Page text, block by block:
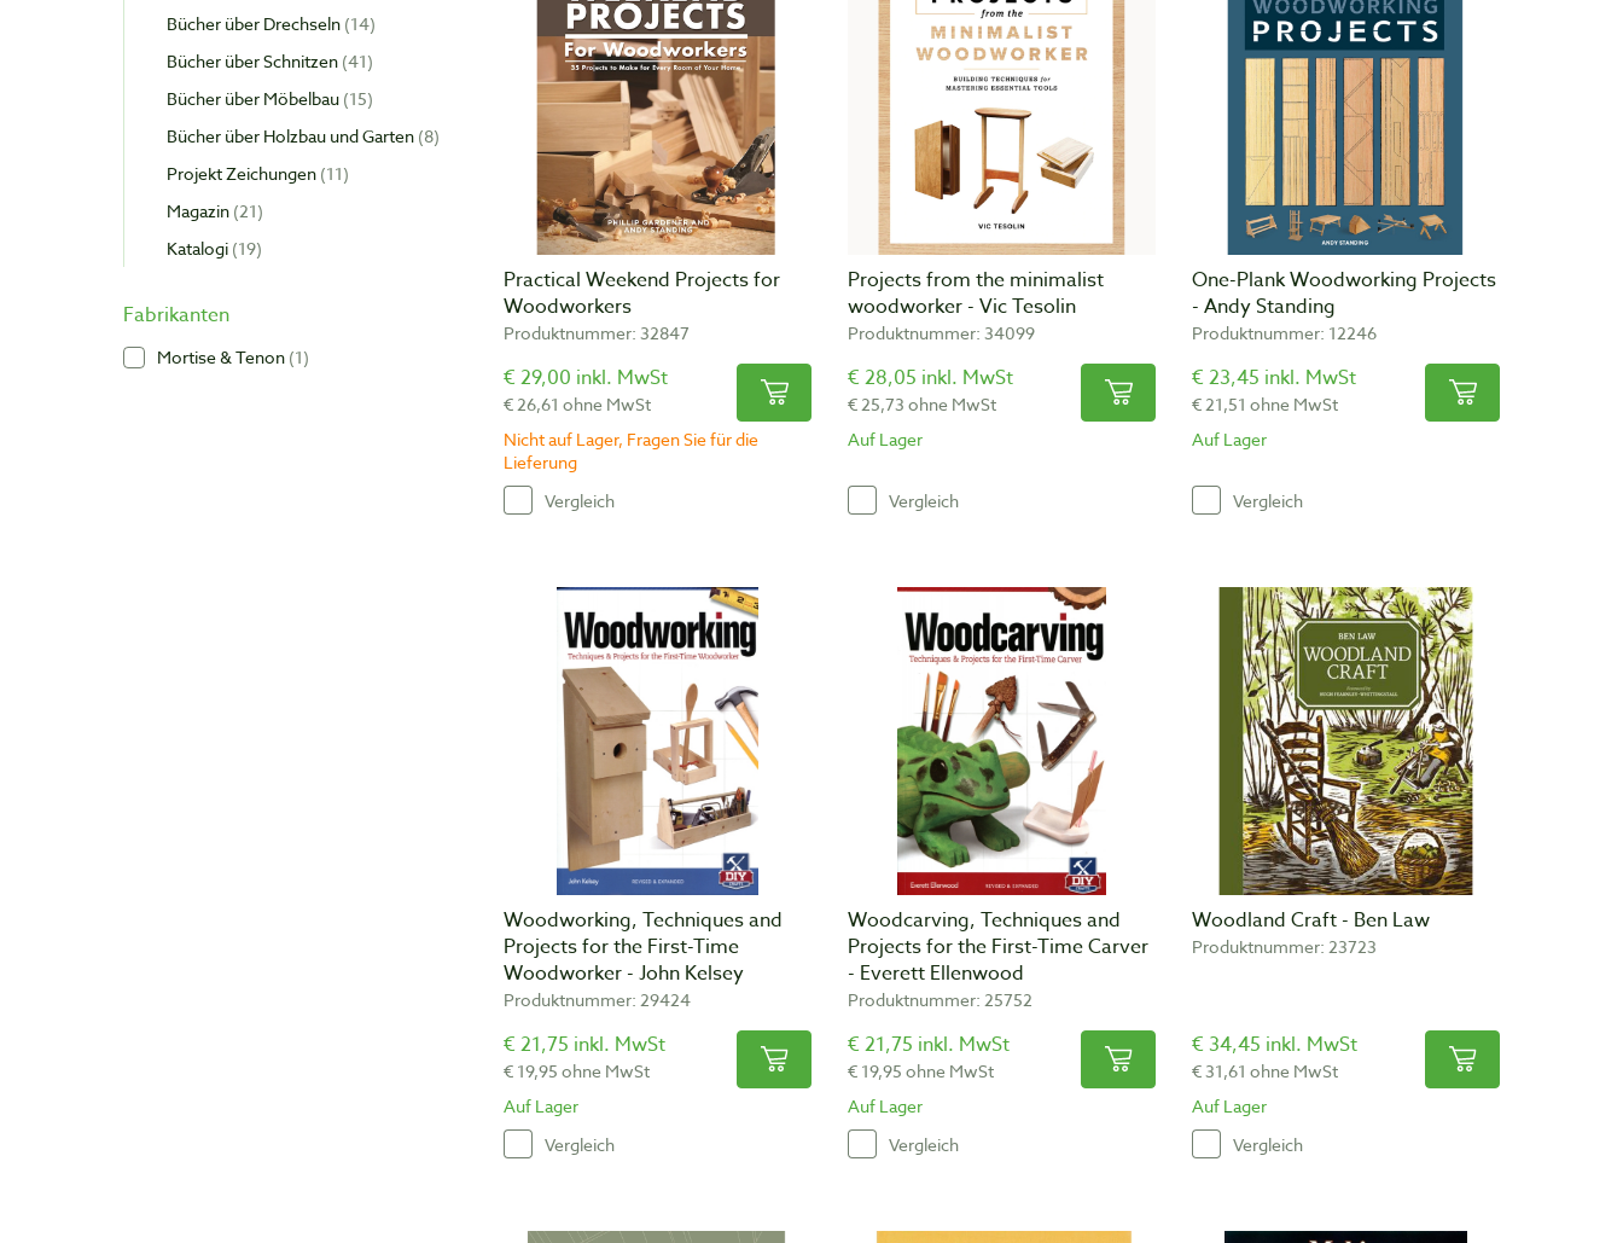
Bücher über Drechseln 14
Bücher über Schnitzen 41
Bücher über Möbelbau 15
Bücher über Holzbau und Garten 8
Projekt Zeichungen 11
Magazin 21
Katalogi 19
Fabrikanten
Mortise & Tenon 1
Practical Weekend Projects for
Woodworkers
Produktnummer: 32847
€ 29,00 inkl. MwSt
€ 26,61 ohne MwSt
Nicht auf Lager, Fragen Sie für die
Lieferung
Vergleich
Projects from the minimalist
woodworker - Vic Tesolin
Produktnummer: 34099
€ 28,05 inkl. MwSt
€ 25,73 ohne MwSt
Auf Lager
Vergleich
One-Plank Woodworking Projects
- Andy Standing
Produktnummer: 12246
€ 23,45 inkl. MwSt
€ 21,51 ohne MwSt
Auf Lager
Vergleich
Woodworking, Techniques and
Projects for the First-Time
Woodworker - John Kelsey
Produktnummer: 29424
€ 21,75 inkl. MwSt
€ 19,95 ohne MwSt
Auf Lager
Vergleich
Woodcarving, Techniques and
Projects for the First-Time Carver
- Everett Ellenwood
Produktnummer: 25752
€ 21,75 inkl. MwSt
€ 19,95 ohne MwSt
Auf Lager
Vergleich
Woodland Craft - Ben Law
Produktnummer: 23723
€ 34,45 inkl. MwSt
€ 31,61 ohne MwSt
Auf Lager
Vergleich